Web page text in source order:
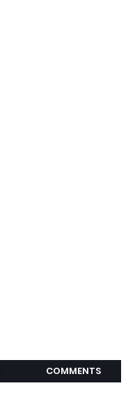
COMMENTS